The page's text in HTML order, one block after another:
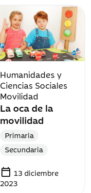
Humanidades y
Ciencias Sociales
Movilidad
La oca de la
movilidad
Primaria
Secundaria
calendar_today 13 diciembre
2023